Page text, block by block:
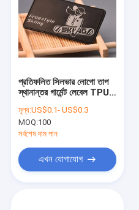
প্রতিফলিত সিলভার লোগো তাপ
স্থানান্তর গার্মেন্ট লেবেল TPU
মূল্য:US$0.1- US$0.3
MOQ:100
সর্বশেষ দাম পান
এখন যোগাযোগ